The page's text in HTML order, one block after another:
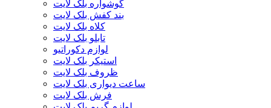
گوشواره بلک لایت
بند کفش بلک لایت
کلاه بلک لایت
تابلو بلک لایت
لوازم دکوراتیو
استیکر بلک لایت
ظروف بلک لایت
ساعت دیواری بلک لایت
فرش بلک لایت